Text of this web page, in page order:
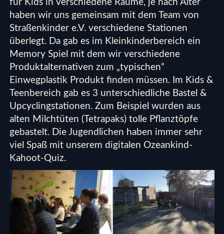
für Kids in verschiedene Räume, je nach Alter
haben wir uns gemeinsam mit dem Team von
Straßenkinder e.V. verschiedene Stationen
überlegt. Da gab es im Kleinkinderbereich ein
Memory Spiel mit dem wir verschiedene
Produktalternativen zum „typischen“
Einwegplastik Produkt finden müssen. Im Kids &
Teenbereich gab es 3 unterschiedliche Bastel &
Upcyclingstationen. Zum Beispiel wurden aus
alten Milchtüten (Tetrapaks) tolle Pflanztöpfe
gebastelt. Die Jugendlichen haben immer sehr
viel Spaß mit unserem digitalen Ozeankind-
Kahoot-Quiz.